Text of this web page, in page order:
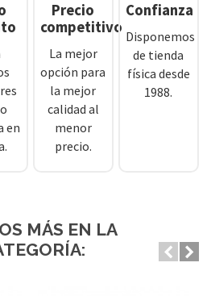
en
Precio
competitivo
La mejor
opción para
la mejor
calidad al
menor
precio.
Confianza
Disponemos
de tienda
física desde
1988.
MÁS EN LA